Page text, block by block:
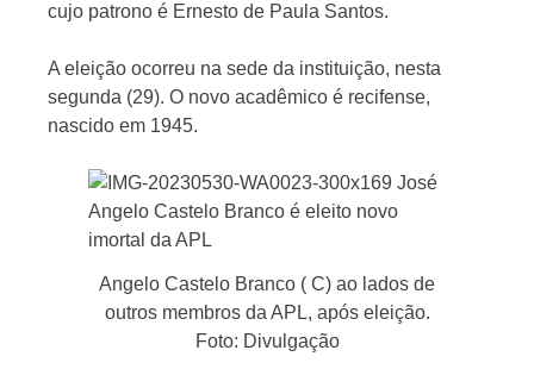
cujo patrono é Ernesto de Paula Santos.
A eleição ocorreu na sede da instituição, nesta
segunda (29). O novo acadêmico é recifense,
nascido em 1945.
Angelo Castelo Branco ( C) ao lados de
outros membros da APL, após eleição.
Foto: Divulgação